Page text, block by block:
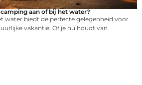
aan of bij het water?
water biedt de perfecte gelegenheid voor
vakantie. Of je nu houdt van